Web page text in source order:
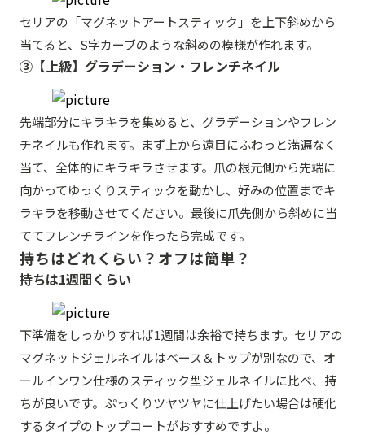
セリアの「マグネットアートスティック」を上下斜めから
当てると、S字カーブのような斜めの模様が作れます。
③【上級】グラデーション・フレンチネイル
先端部分にキラキラを集めると、グラデーションやフレン
チネイルも作れます。まず上から遠目にふわっと満遍なく
当て、全体的にキラキラさせます。爪の根元側から先端に
向かってゆっくりスティックを動かし、好みの位置までキ
ラキラを移動させてください。最後に爪先側から斜めに当
ててフレンチラインを作ったら完成です。
持ちはどれくらい？オフは簡単？
持ちは1週間くらい
下準備をしっかりすれば1週間は余裕で持ちます。セリアの
マグネットジェルネイルはベース＆トップが別なので、オ
ールインワン仕様のスティック型ジェルネイルに比べ、持
ちが良いです。ぷっくりツヤツヤに仕上げたい場合は硬化
するタイプのトップコートがおすすめですよ。